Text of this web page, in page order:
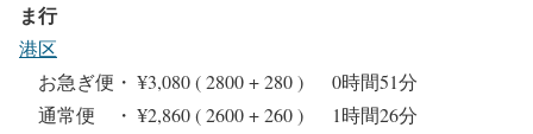
ま行
港区
お急ぎ便・ ¥3,080 ( 2800 + 280 ) 0時間51分
通常便 ・ ¥2,860 ( 2600 + 260 ) 1時間26分